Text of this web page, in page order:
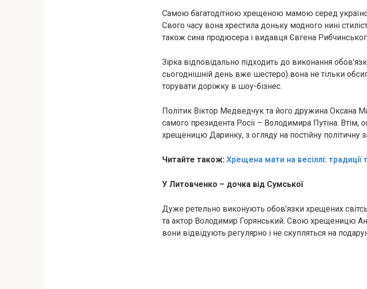
Самою багатодітною хрещеною мамою серед
Свого часу вона хрестила доньку модного нині
також сина продюсера і видавця Євгена
Зірка відповідально підходить до виконання
сьогоднішній день вже шестеро) вона не тільки
торувати доріжку в шоу-бізнес.
Політик Віктор Медведчук та його дружина Оксана
самого президента Росії – Володимира Путіна. Втім,
хрещеницю Даринку, з огляду на постійну політичну
Читайте також: Хрещена мати на весіллі: традиції
У Литовченко – дочка від Сумської
Дуже ретельно виконують обов’язки хрещених
та актор Володимир Горянський. Свою хрещеницю
вони відвідують регулярно і не скупляться на